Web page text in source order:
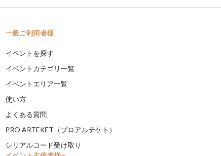
一般ご利用者様
イベントを探す
イベントカテゴリ一覧
イベントエリア一覧
使い方
よくある質問
PRO ARTEKET（プロアルテケト）
シリアルコード受け取り